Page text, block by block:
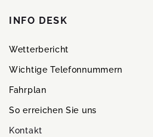
INFO DESK
Wetterbericht
Wichtige Telefonnummern
Fahrplan
So erreichen Sie uns
Kontakt